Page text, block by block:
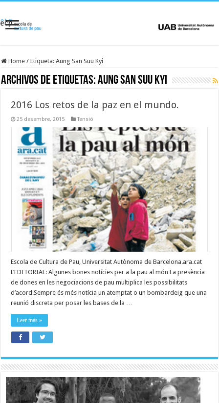
Home / Etiqueta:Aung San Suu Kyi
Archivos de etiquetas:Aung San Suu Kyi
2016 Los retos de la paz en el mundo.
25 desembre, 2015 Tensió
Escola de Cultura de Pau, Universitat Autònoma de Barcelona.ara.cat
L’EDITORIAL: Algunes bones notícies per a la pau al món La presència
de dones en les negociacions de pau multiplica les possibilitats
d’acord.Sempre és més notícia un atemptat o un bombardeig que una
reunió discreta per posar les bases de la …
Leer más »